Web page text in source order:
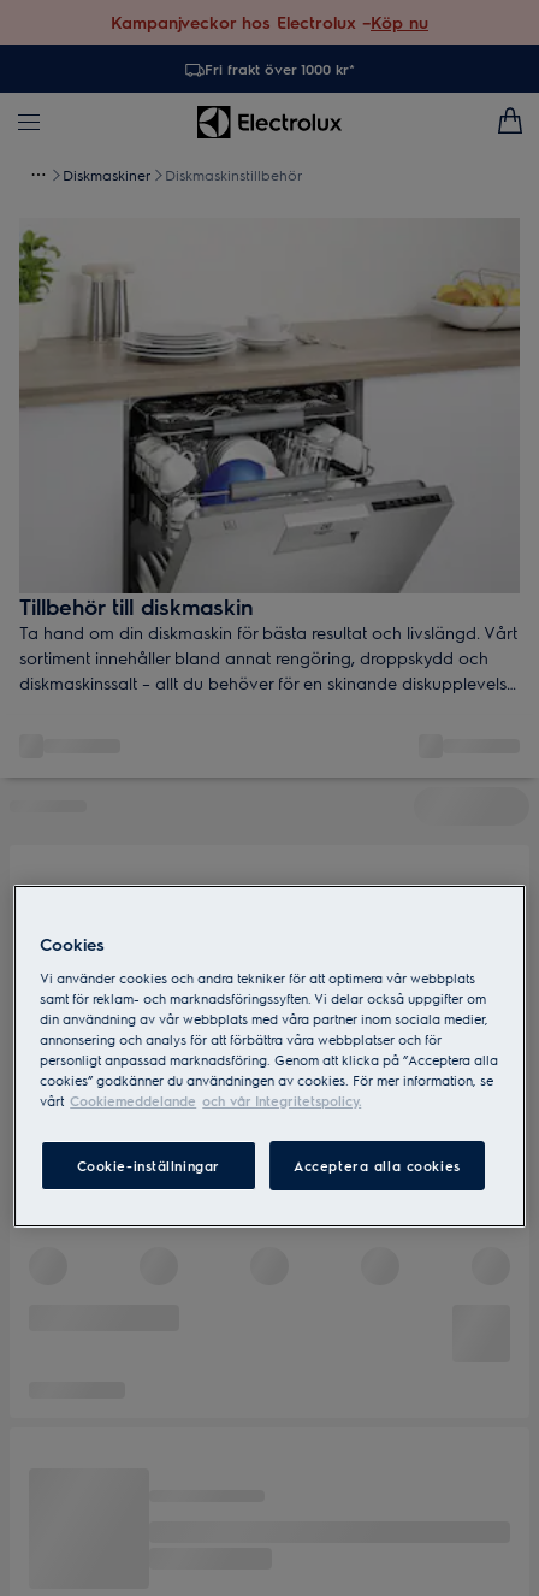
Kampanjveckor hos Electrolux –Köp nu
Fri frakt över 1000 kr*
Diskmaskiner Diskmaskinstillbehör
Tillbehör till diskmaskin
Ta hand om din diskmaskin för bästa resultat och livslängd. Vårt
sortiment innehåller bland annat rengöring, droppskydd och
diskmaskinssalt – allt du behöver för en skinande diskupplevelse.
Cookies
Vi använder cookies och andra tekniker för att optimera vår webbplats
samt för reklam- och marknadsföringssyften. Vi delar också uppgifter om
din användning av vår webbplats med våra partner inom sociala medier,
annonsering och analys för att förbättra våra webbplatser och för
personligt anpassad marknadsföring. Genom att klicka på ”Acceptera alla
cookies” godkänner du användningen av cookies. För mer information, se
vårt Cookiemeddelande och vår Integritetspolicy.
Cookie-inställningar Acceptera alla cookies